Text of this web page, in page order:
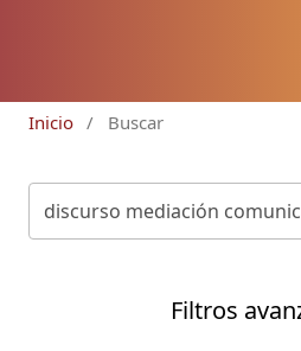
Inicio / Buscar
Filtros